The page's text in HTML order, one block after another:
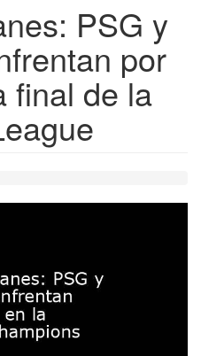
PSG y
por
final de la